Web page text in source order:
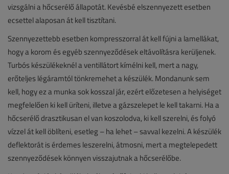
vizsgálni a hőcserélő állapotát. Kevésbé elszennyezett esetben
ecsettel alaposan át kell tisztítani.
Szennyezettebb esetben kompresszorral át kell fújni a lamellákat,
hogy a korom és egyéb szennyeződések eltávolításra kerüljenek.
Turbós készülékeknél a ventillátort kímélni kell, mert a nagy,
erőteljes légáramtól tönkremehet a készülék. Mondanunk sem
kell, hogy ez a munka sok kosszal jár, ezért előzetesen a helyiséget
megfelelően ki kell üríteni, illetve a gázszelepet le kell takarni. Ha a
hőcserélő drasztikusan el van koszolodva, ki kell szerelni, és folyó
vízzel át kell öblíteni, esetleg – ha lehet – savval kezelni. A készülék
deflektorát is érdemes leszerelni, átmosni, mert a megtelepedett
szennyeződések könnyen visszajutnak a hőcserélőbe.